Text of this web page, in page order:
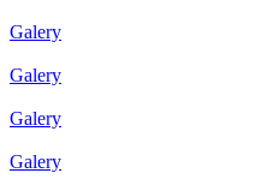
Galery
Galery
Galery
Galery